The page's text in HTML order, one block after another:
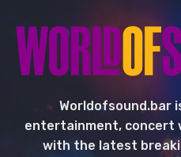
Worldofsound.bar
entertainment, concert
with the latest